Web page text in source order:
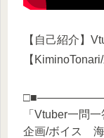
【自己紹介】
【
「Vtuber一問
企画/ボイス 海